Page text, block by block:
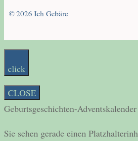
© 2026 Ich Gebäre
click
CLOSE
Geburtsgeschichten-
Sie sehen gerade einen